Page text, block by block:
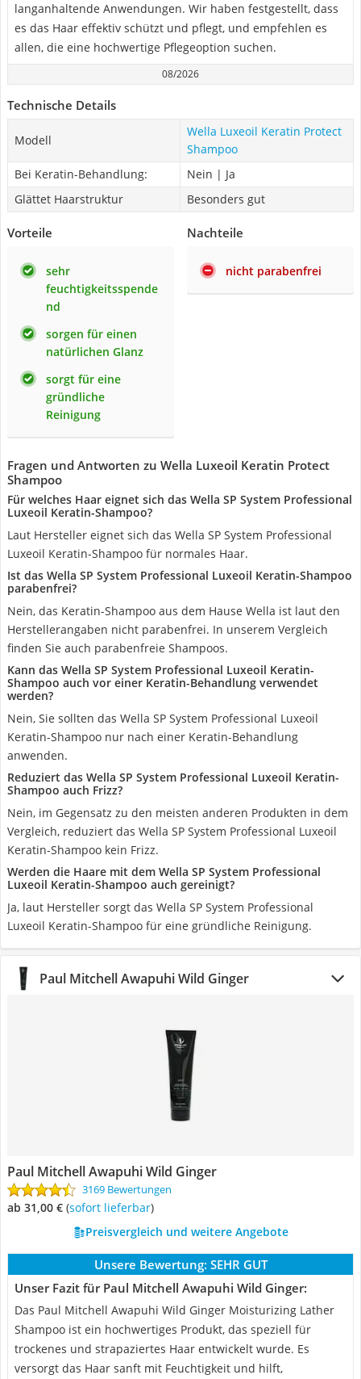
langanhaltende Anwendungen. Wir haben festgestellt, dass
es das Haar effektiv schützt und pflegt, und empfehlen es
allen, die eine hochwertige Pflegeoption suchen.
08/2026
Technische Details
Modell
Wella Luxeoil Keratin Protect
Shampoo
Bei Keratin-Behandlung:
Nein | Ja
Glättet Haarstruktur
Besonders gut
Vorteile
sehr
feuchtigkeitsspende
nd
sorgen für einen
natürlichen Glanz
sorgt für eine
gründliche
Reinigung
Nachteile
nicht parabenfrei
Fragen und Antworten zu Wella Luxeoil Keratin Protect
Shampoo
Für welches Haar eignet sich das Wella SP System Professional
Luxeoil Keratin-Shampoo?
Laut Hersteller eignet sich das Wella SP System Professional
Luxeoil Keratin-Shampoo für normales Haar.
Ist das Wella SP System Professional Luxeoil Keratin-Shampoo
parabenfrei?
Nein, das Keratin-Shampoo aus dem Hause Wella ist laut den
Herstellerangaben nicht parabenfrei. In unserem Vergleich
finden Sie auch parabenfreie Shampoos.
Kann das Wella SP System Professional Luxeoil Keratin-
Shampoo auch vor einer Keratin-Behandlung verwendet
werden?
Nein, Sie sollten das Wella SP System Professional Luxeoil
Keratin-Shampoo nur nach einer Keratin-Behandlung
anwenden.
Reduziert das Wella SP System Professional Luxeoil Keratin-
Shampoo auch Frizz?
Nein, im Gegensatz zu den meisten anderen Produkten in dem
Vergleich, reduziert das Wella SP System Professional Luxeoil
Keratin-Shampoo kein Frizz.
Werden die Haare mit dem Wella SP System Professional
Luxeoil Keratin-Shampoo auch gereinigt?
Ja, laut Hersteller sorgt das Wella SP System Professional
Luxeoil Keratin-Shampoo für eine gründliche Reinigung.
Paul Mitchell Awapuhi Wild Ginger
Paul Mitchell Awapuhi Wild Ginger
3169 Bewertungen
ab 31,00 € ( Sofort lieferbar)
Preisvergleich und weitere Angebote
Unsere Bewertung: SEHR GUT
Unser Fazit für Paul Mitchell Awapuhi Wild Ginger:
Das Paul Mitchell Awapuhi Wild Ginger Moisturizing Lather
Shampoo ist ein hochwertiges Produkt, das speziell für
trockenes und strapaziertes Haar entwickelt wurde. Es
versorgt das Haar sanft mit Feuchtigkeit und hilft,